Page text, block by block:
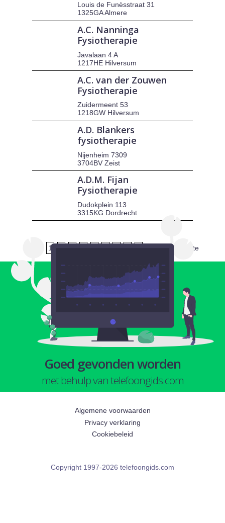
Louis de Funèsstraat 31
1325GA Almere
A.C. Nanninga
Fysiotherapie
Javalaan 4 A
1217HE Hilversum
A.C. van der Zouwen
Fysiotherapie
Zuidermeent 53
1218GW Hilversum
A.D. Blankers
fysiotherapie
Nijenheim 7309
3704BV Zeist
A.D.M. Fijan
Fysiotherapie
Dudokplein 113
3315KG Dordrecht
1 volgende laatste
Goed gevonden worden
met behulp van telefoongids.com
Algemene voorwaarden
Privacy verklaring
Cookiebeleid
Copyright 1997-2026 telefoongids.com